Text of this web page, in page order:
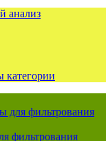
анализ
категории
для фильтрования
фильтрования